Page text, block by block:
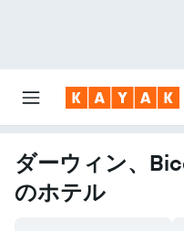
ダーウィン、
のホテル